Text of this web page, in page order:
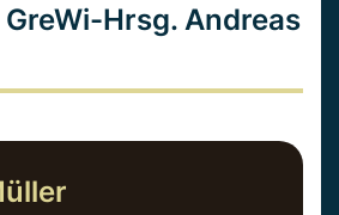
Hrsg. Andreas